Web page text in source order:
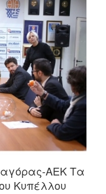
ΑΕΚ Τα
Κυπέλλου